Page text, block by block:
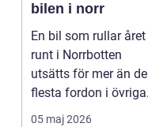
bilen i norr
En bil som rullar året
runt i Norrbotten
utsätts för mer än de
flesta fordon i övriga
landet. Kyla, ...
05 maj 2026